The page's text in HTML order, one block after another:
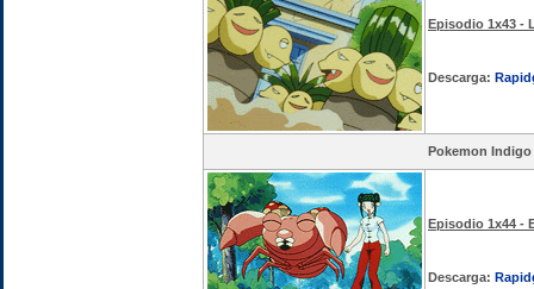
Episodio 1x43 -
Descarga:
Pokemon Indigo
Episodio 1x44 -
Descarga: